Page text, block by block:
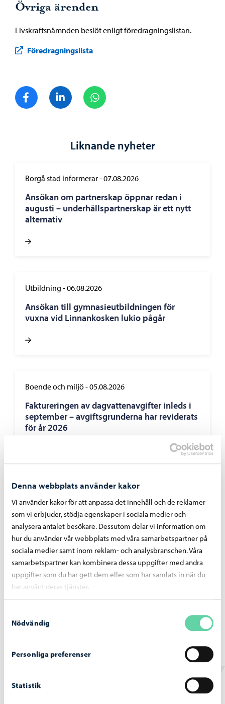
Denna webbplats använder kakor
Vi använder kakor för att anpassa det innehåll och de reklamer
som vi erbjuder, stödja egenskaper i sociala medier och
analysera antalet besökare. Dessutom delar vi information om
hur du använder vår webbplats med våra samarbetspartner på
sociala medier samt inom reklam- och analysbranschen. Våra
samarbetspartner kan kombinera dessa uppgifter med andra
uppgifter som du har gett dem eller som har samlats in när du
har använt deras tjänster.
Nödvändig
Personliga preferenser
Statistik
Övriga ärenden
Livskraftsnämnden beslöt enligt föredragningslistan.
Föredragningslista
Dela på FacebookDela på LinkedIn
Liknande nyheter
Borgå stad informerar-07.08.2026
Ansökan om partnerskap öppnar redan i
augusti – underhållspartnerskap är ett nytt
alternativ
Utbildning -06.08.2026
Ansökan till gymnasieutbildningen för
vuxna vid Linnankosken lukio pågår
Boende och miljö-05.08.2026
Faktureringen av dagvattenavgifter inleds i
september – avgiftsgrunderna har reviderats
för år 2026
Nätverkssäkerheten för elevernas datorer